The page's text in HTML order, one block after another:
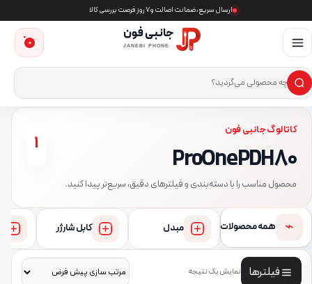
ارسال سریع، ضمانت اصالت و ۷ روز فرصت بررسی کالا
جانبی فون
JANEBI PHONE
جست‌وجوی محصول
×
0
کاتالوگ جانبی فون
ProOne PDH80
محصول مناسب را با دسته‌بندی و فیلترهای دقیق، سریع‌تر پیدا کنید.
1
⌁ همه محصولات مبدل کابل شارژر
فیلترها نمایش یک نتیجه